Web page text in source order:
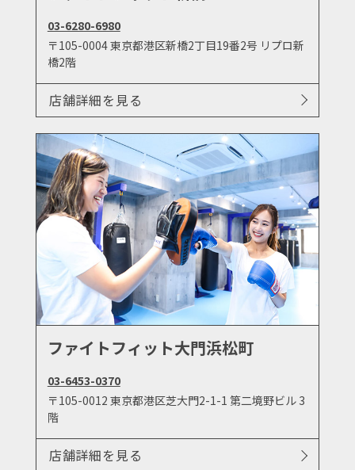
03-6280-6980
〒105-0004 東京都港区新橋2丁目19番2号 リプロ新
橋2階
店舗詳細を見る
ファイトフィット大門浜松町
03-6453-0370
〒105-0012 東京都港区芝大門2-1-1 第二境野ビル 3
階
店舗詳細を見る